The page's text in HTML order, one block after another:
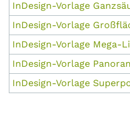
InDesign-Vorlage
InDesign-Vorlage
InDesign-Vorlage Mega-
InDesign-Vorlage
InDesign-Vorlage